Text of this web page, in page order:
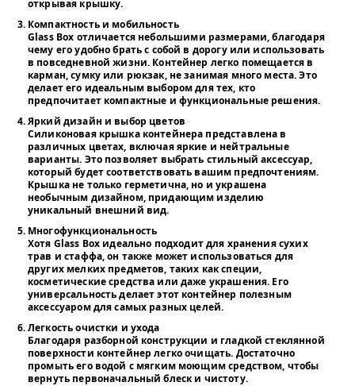
открывая крышку.
Компактность и мобильность
Glass Box отличается небольшими размерами, благодаря
чему его удобно брать с собой в дорогу или использовать
в повседневной жизни. Контейнер легко помещается в
карман, сумку или рюкзак, не занимая много места. Это
делает его идеальным выбором для тех, кто
предпочитает компактные и функциональные решения.
Яркий дизайн и выбор цветов
Силиконовая крышка контейнера представлена в
различных цветах, включая яркие и нейтральные
варианты. Это позволяет выбрать стильный аксессуар,
который будет соответствовать вашим предпочтениям.
Крышка не только герметична, но и украшена
необычным дизайном, придающим изделию
уникальный внешний вид.
Многофункциональность
Хотя Glass Box идеально подходит для хранения сухих
трав и стаффа, он также может использоваться для
других мелких предметов, таких как специи,
косметические средства или даже украшения. Его
универсальность делает этот контейнер полезным
аксессуаром для самых разных целей.
Легкость очистки и ухода
Благодаря разборной конструкции и гладкой стеклянной
поверхности контейнер легко очищать. Достаточно
промыть его водой с мягким моющим средством, чтобы
вернуть первоначальный блеск и чистоту.